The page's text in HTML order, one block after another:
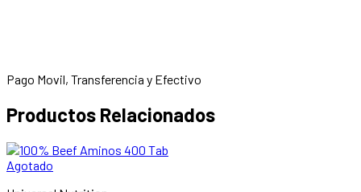
Pago Movil, Transferencia y Efectivo
Productos Relacionados
Agotado